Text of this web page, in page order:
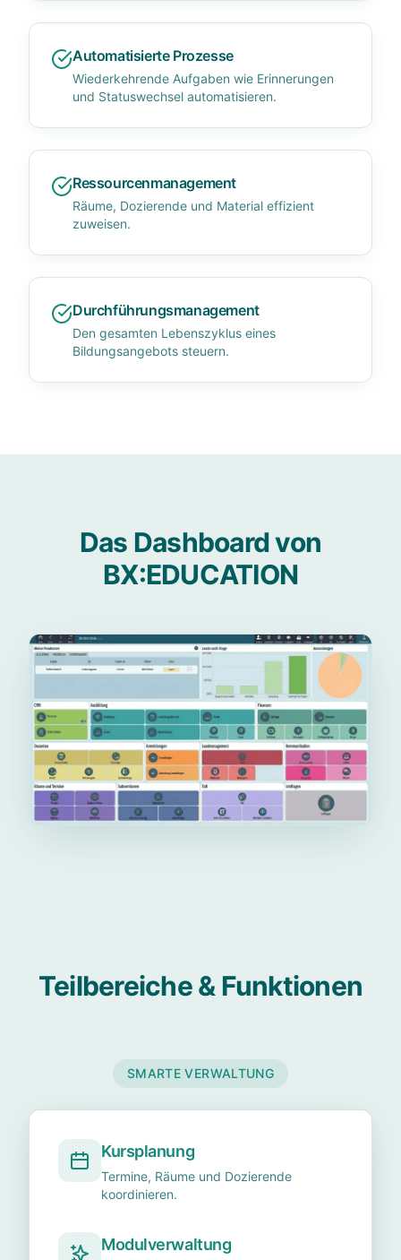
Automatisierte Prozesse
Wiederkehrende Aufgaben wie Erinnerungen
und Statuswechsel automatisieren.
Ressourcenmanagement
Räume, Dozierende und Material effizient
zuweisen.
Durchführungsmanagement
Den gesamten Lebenszyklus eines
Bildungsangebots steuern.
Das Dashboard von
BX:EDUCATION
Teilbereiche & Funktionen
SMARTE VERWALTUNG
Kursplanung
Termine, Räume und Dozierende
koordinieren.
Modulverwaltung